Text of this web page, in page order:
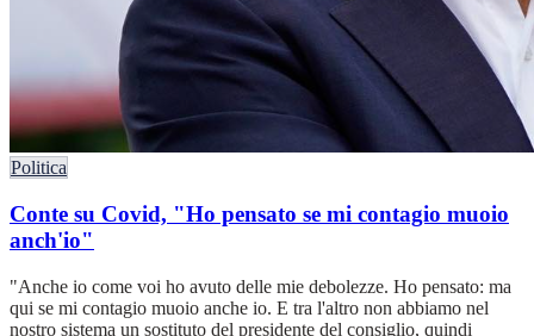
Politica
Conte su Covid, "Ho pensato se mi contagio muoio
anch'io"
"Anche io come voi ho avuto delle mie debolezze. Ho pensato: ma
qui se mi contagio muoio anche io. E tra l'altro non abbiamo nel
nostro sistema un sostituto del presidente del consiglio, quindi